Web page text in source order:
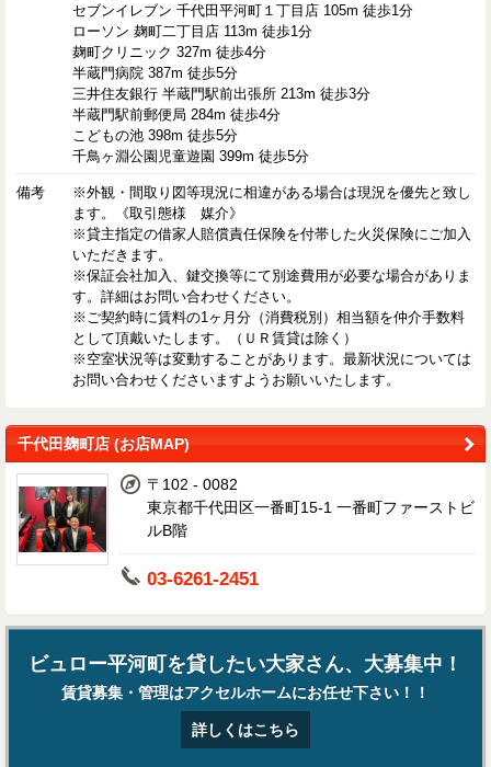
セブンイレブン 千代田平河町１丁目店 105m 徒歩1分
ローソン 麹町二丁目店 113m 徒歩1分
麹町クリニック 327m 徒歩4分
半蔵門病院 387m 徒歩5分
三井住友銀行 半蔵門駅前出張所 213m 徒歩3分
半蔵門駅前郵便局 284m 徒歩4分
こどもの池 398m 徒歩5分
千鳥ヶ淵公園児童遊園 399m 徒歩5分
備考
※外観・間取り図等現況に相違がある場合は現況を優先と致し
ます。《取引態様 媒介》
※貸主指定の借家人賠償責任保険を付帯した火災保険にご加入
いただきます。
※保証会社加入、鍵交換等にて別途費用が必要な場合がありま
す。詳細はお問い合わせください。
※ご契約時に賃料の1ヶ月分（消費税別）相当額を仲介手数料
として頂戴いたします。（ＵＲ賃貸は除く）
※空室状況等は変動することがあります。最新状況については
お問い合わせくださいますようお願いいたします。
千代田麹町店 (お店MAP)
〒102 - 0082
東京都千代田区一番町15-1 一番町ファーストビ
ルB階
03-6261-2451
ビュロー平河町を貸したい大家さん、大募集中！
賃貸募集・管理はアクセルホームにお任せ下さい！！
詳しくはこちら